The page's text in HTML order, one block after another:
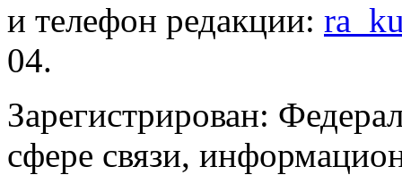
и телефон редакции:
04.
Зарегистрирован:
сфере связи,